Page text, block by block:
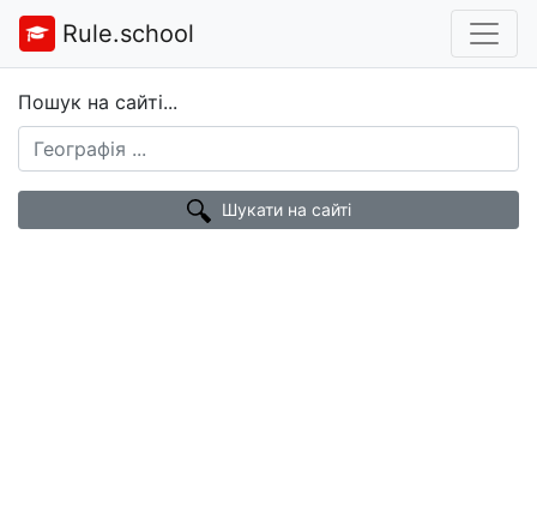
Rule.school
Пошук на сайті...
Шукати на сайті